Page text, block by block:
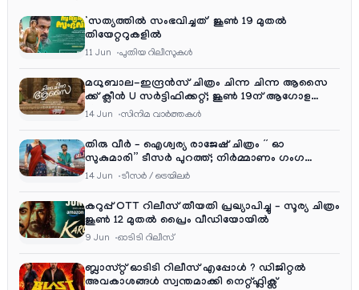
‘സത്യത്തിൽ സംഭവിച്ചത്’ ജൂൺ 19 മുതൽ
തിയേറ്ററുകളിൽ
11 Jun പുതിയ റിലീസുകള്‍
മധുബാല-ഇന്ദ്രൻസ് ചിത്രം ചിന്ന ചിന്ന ആസൈ
ക്ക് ക്ലീൻ U സർട്ടിഫിക്കറ്റ്; ജൂൺ 19ന് ആഗോള
റിലീസ്
14 Jun സിനിമ വാര്‍ത്തകള്‍
തിരു വീർ – ഐശ്വര്യ രാജേഷ് ചിത്രം ” ഓ
സുകുമാരി” ടീസർ പുറത്ത്; നിർമ്മാണം ഗംഗ
എന്റർടൈൻമെന്റ്‌സ്
14 Jun ടീസര്‍ / ട്രെയിലര്‍
കറുപ്പ് OTT റിലീസ് തീയതി പ്രഖ്യാപിച്ചു – സൂര്യ ചിത്രം
ജൂൺ 12 മുതൽ പ്രൈം വീഡിയോയിൽ
9 Jun ഓടിടി റിലീസ്
ബ്ലാസ്റ്റ് ഓടിടി റിലീസ് എപ്പോൾ ? ഡിജിറ്റൽ
അവകാശങ്ങൾ സ്വന്തമാക്കി നെറ്റ്ഫ്ലിക്സ്